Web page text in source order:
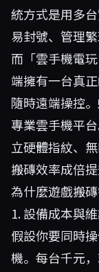
統方式是用多
易封號、管理繁
而「雲手機電
端擁有一台真
隨時遠端操控。
專業雲手機平
立硬體指紋、
搬磚效率成倍提
為什麼遊戲搬
1. 設備成本與
假設你要同時
機。每台千元